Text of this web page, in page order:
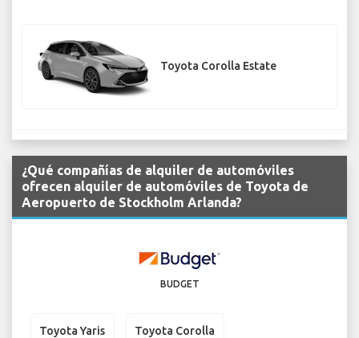
Toyota Corolla Estate
¿Qué compañías de alquiler de automóviles
ofrecen alquiler de automóviles de Toyota de
Aeropuerto de Stockholm Arlanda?
BUDGET
Toyota Yaris Toyota Corolla